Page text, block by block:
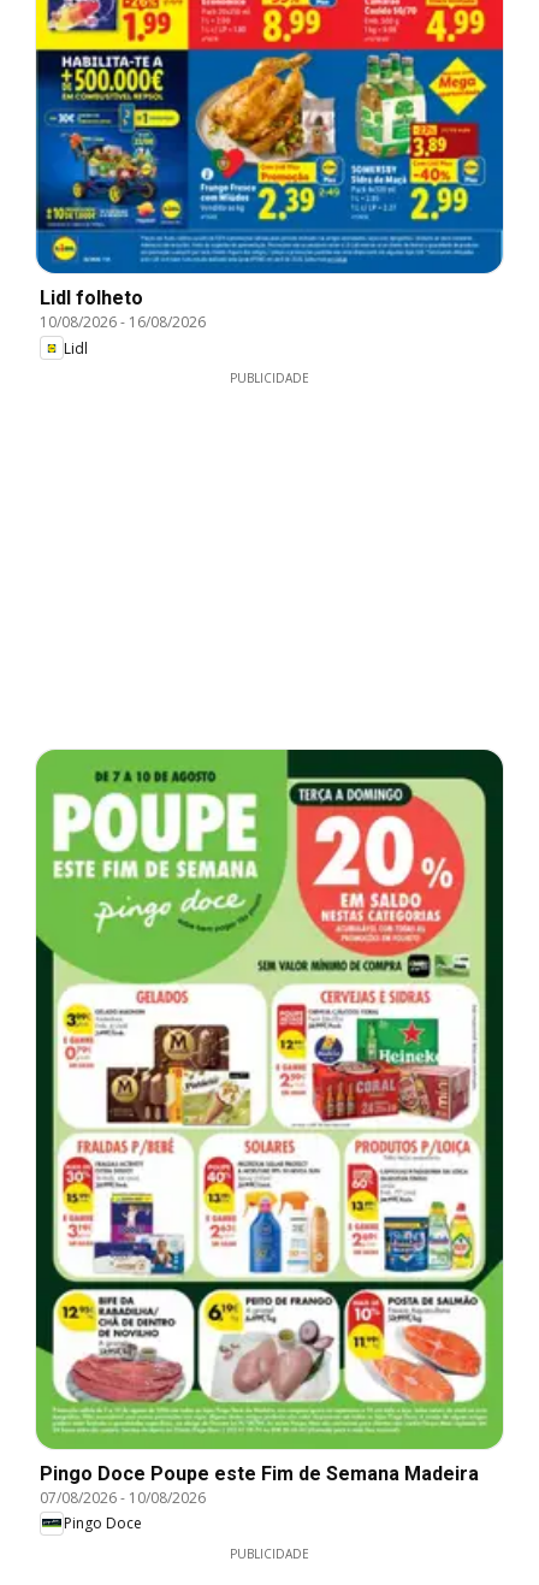
Lidl folheto
10/08/2026- 16/08/2026
Lidl
PUBLICIDADE
Pingo Doce Poupe este Fim de Semana Madeira
07/08/2026- 10/08/2026
Pingo Doce
PUBLICIDADE